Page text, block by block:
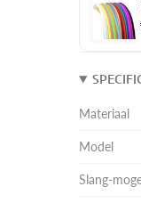
Materiaal
Model
Slang-